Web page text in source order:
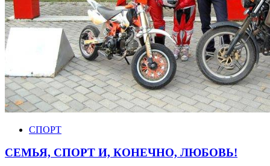
СПОРТ
СЕМЬЯ, СПОРТ И, КОНЕЧНО, ЛЮБОВЬ!